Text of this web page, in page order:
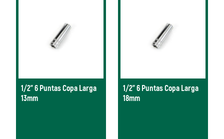
1/2" 6 Puntas Copa Larga
13mm
1/2" 6 Puntas Copa Larga
18mm